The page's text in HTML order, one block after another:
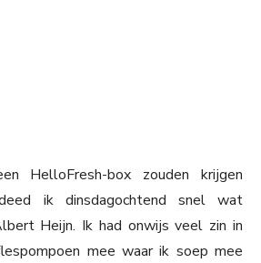
HelloFresh-box zouden krijgen
ik dinsdagochtend snel wat
Heijn. Ik had onwijs veel zin in
mee waar ik soep mee